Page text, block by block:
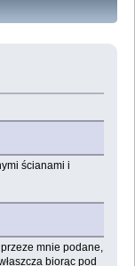
ścianami i
mnie podane,
biorąc pod